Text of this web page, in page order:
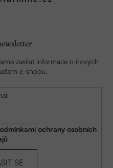
zasílat informace o nových
e-shopu.
ochrany osobních
SE